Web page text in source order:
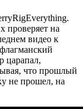
проверяет на
видео к
царапал,
что прошлый
не прошел, на